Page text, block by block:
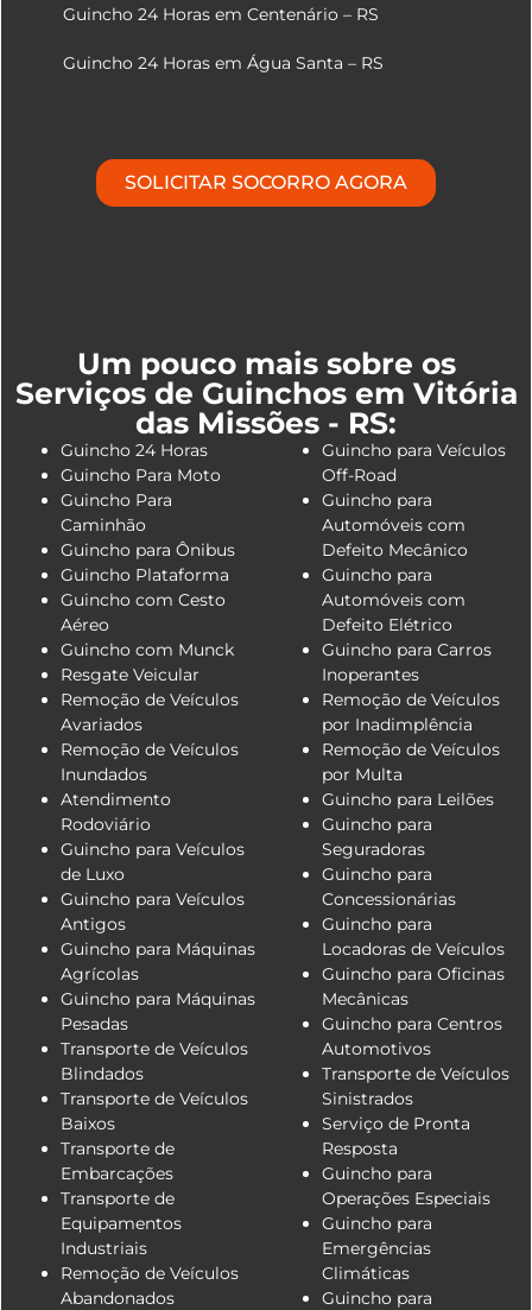
Guincho 24 Horas em Centenário – RS
Guincho 24 Horas em Água Santa – RS
SOLICITAR SOCORRO AGORA
Um pouco mais sobre os
Serviços de Guinchos em Vitória
das Missões - RS:
Guincho 24 Horas
Guincho Para Moto
Guincho Para
Caminhão
Guincho para Ônibus
Guincho Plataforma
Guincho com Cesto
Aéreo
Guincho com Munck
Resgate Veicular
Remoção de Veículos
Avariados
Remoção de Veículos
Inundados
Atendimento
Rodoviário
Guincho para Veículos
de Luxo
Guincho para Veículos
Antigos
Guincho para Máquinas
Agrícolas
Guincho para Máquinas
Pesadas
Transporte de Veículos
Blindados
Transporte de Veículos
Baixos
Transporte de
Embarcações
Transporte de
Equipamentos
Industriais
Remoção de Veículos
Abandonados
Guincho para Veículos
Off-Road
Guincho para
Automóveis com
Defeito Mecânico
Guincho para
Automóveis com
Defeito Elétrico
Guincho para Carros
Inoperantes
Remoção de Veículos
por Inadimplência
Remoção de Veículos
por Multa
Guincho para Leilões
Guincho para
Seguradoras
Guincho para
Concessionárias
Guincho para
Locadoras de Veículos
Guincho para Oficinas
Mecânicas
Guincho para Centros
Automotivos
Transporte de Veículos
Sinistrados
Serviço de Pronta
Resposta
Guincho para
Operações Especiais
Guincho para
Emergências
Climáticas
Guincho para